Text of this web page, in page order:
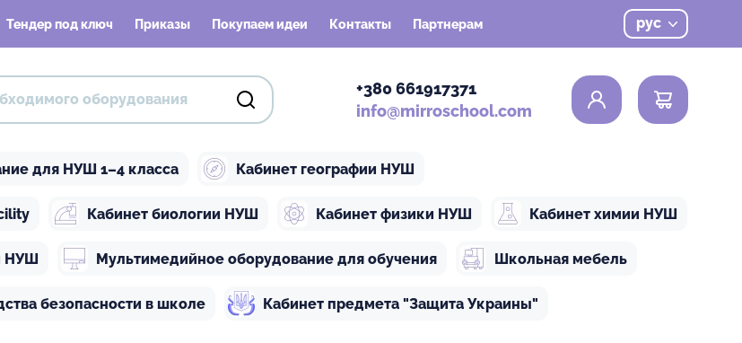
Тендер под ключ Приказы Покупаем идеи Контакты Партнерам рус
+380 661917371
info@mirroschool.com
0
для НУШ 1–4 класса Кабинет географии НУШ
Кабинет биологии НУШ Кабинет физики НУШ Кабинет химии НУШ
НУШ Мультимедийное оборудование для обучения Школьная мебель
безопасности в школе Кабинет предмета "Защита Украины"